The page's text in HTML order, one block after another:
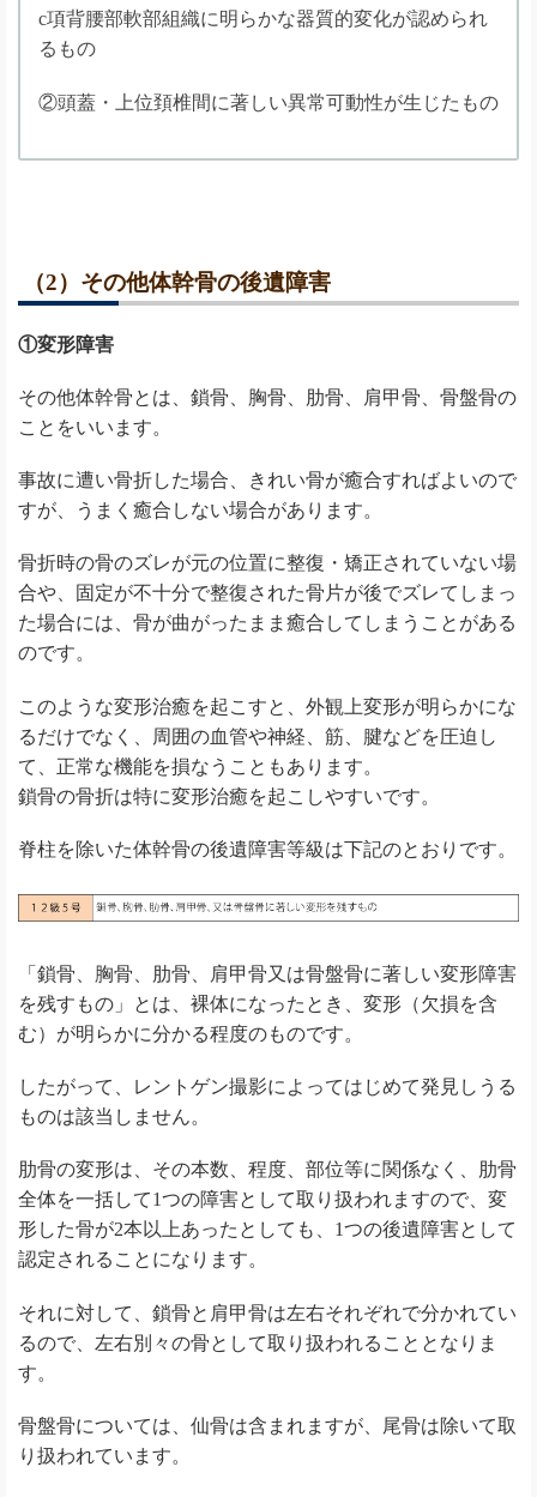
c項背腰部軟部組織に明らかな器質的変化が認められ
るもの
②頭蓋・上位頚椎間に著しい異常可動性が生じたもの
（2）その他体幹骨の後遺障害
①変形障害
その他体幹骨とは、鎖骨、胸骨、肋骨、肩甲骨、骨盤骨の
ことをいいます。
事故に遭い骨折した場合、きれい骨が癒合すればよいので
すが、うまく癒合しない場合があります。
骨折時の骨のズレが元の位置に整復・矯正されていない場
合や、固定が不十分で整復された骨片が後でズレてしまっ
た場合には、骨が曲がったまま癒合してしまうことがある
のです。
このような変形治癒を起こすと、外観上変形が明らかにな
るだけでなく、周囲の血管や神経、筋、腱などを圧迫し
て、正常な機能を損なうこともあります。
鎖骨の骨折は特に変形治癒を起こしやすいです。
脊柱を除いた体幹骨の後遺障害等級は下記のとおりです。
「鎖骨、胸骨、肋骨、肩甲骨又は骨盤骨に著しい変形障害
を残すもの」とは、裸体になったとき、変形（欠損を含
む）が明らかに分かる程度のものです。
したがって、レントゲン撮影によってはじめて発見しうる
ものは該当しません。
肋骨の変形は、その本数、程度、部位等に関係なく、肋骨
全体を一括して1つの障害として取り扱われますので、変
形した骨が2本以上あったとしても、1つの後遺障害として
認定されることになります。
それに対して、鎖骨と肩甲骨は左右それぞれで分かれてい
るので、左右別々の骨として取り扱われることとなりま
す。
骨盤骨については、仙骨は含まれますが、尾骨は除いて取
り扱われています。